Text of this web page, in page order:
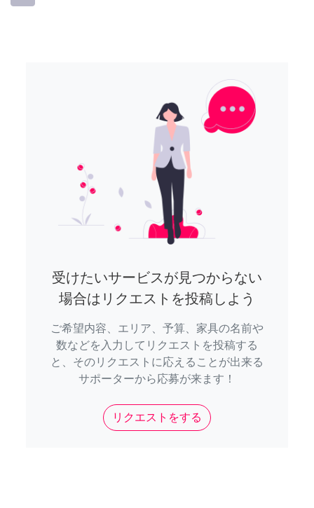
受けたいサービスが見つからない
場合はリクエストを投稿しよう
ご希望内容、エリア、予算、家具の名前や
数などを入力してリクエストを投稿する
と、そのリクエストに応えることが出来る
サポーターから応募が来ます！
リクエストをする